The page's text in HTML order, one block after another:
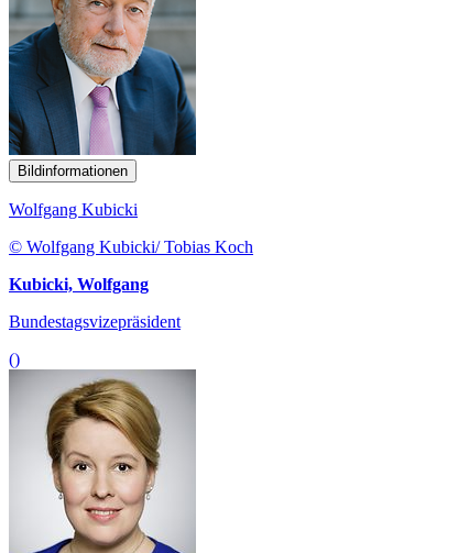
Bildinformationen
Wolfgang Kubicki
© Wolfgang Kubicki/ Tobias Koch
Kubicki, Wolfgang
Bundestagsvizepräsident
()